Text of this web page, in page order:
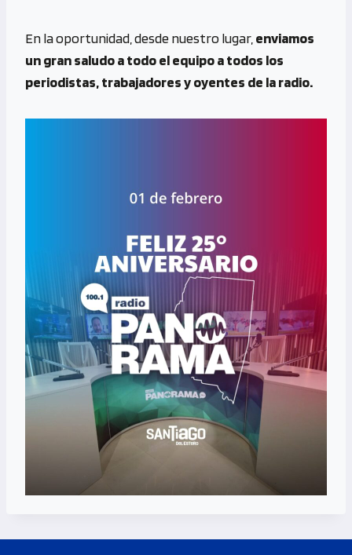
En la oportunidad, desde nuestro lugar, enviamos
un gran saludo a todo el equipo a todos los
periodistas, trabajadores y oyentes de la radio.